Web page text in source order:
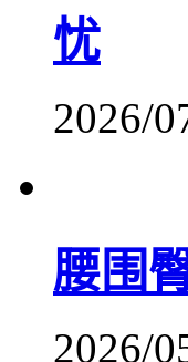
忧
2026/
腰围
2026/